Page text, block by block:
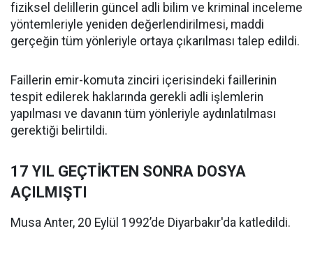
fiziksel delillerin güncel adli bilim ve kriminal inceleme
yöntemleriyle yeniden değerlendirilmesi, maddi
gerçeğin tüm yönleriyle ortaya çıkarılması talep edildi.
Faillerin emir-komuta zinciri içerisindeki faillerinin
tespit edilerek haklarında gerekli adli işlemlerin
yapılması ve davanın tüm yönleriyle aydınlatılması
gerektiği belirtildi.
17 YIL GEÇTİKTEN SONRA DOSYA
AÇILMIŞTI
Musa Anter, 20 Eylül 1992’de Diyarbakır'da katledildi.